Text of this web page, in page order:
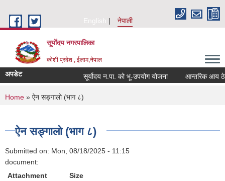
English
नेपाली
सूर्याेदय नगरपालिका
कोशी प्रदेश , ईलाम,नेपाल
अपडेट सूर्योदय न.पा. को भू-उपयोग योजना आन्तरिक आय
You are here
Home » ऐन सङ्गालो (भाग ८)
ऐन सङ्गालो (भाग ८)
Submitted on: Mon, 08/18/2025 - 11:15
document:
Attachment
Size